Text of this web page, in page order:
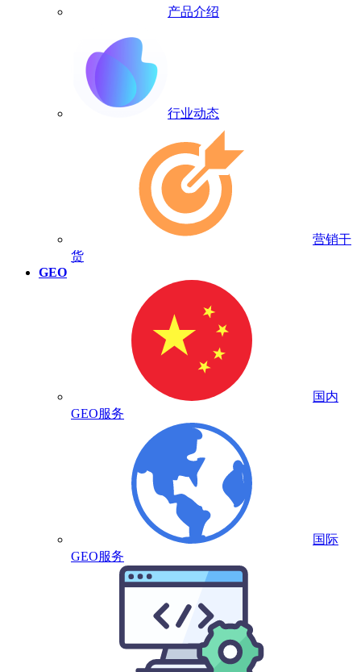
产品介绍
行业动态
营销干
货
GEO
国内
GEO服务
国际
GEO服务